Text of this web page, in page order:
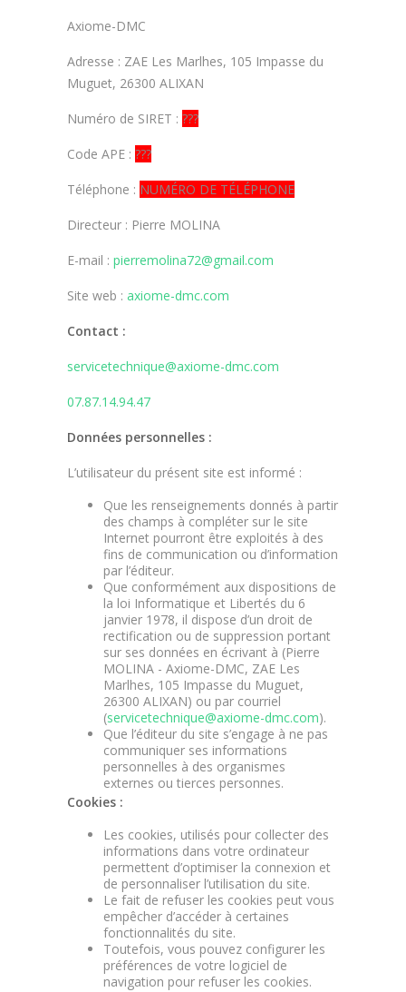
Axiome-DMC
Adresse : ZAE Les Marlhes, 105 Impasse du
Muguet, 26300 ALIXAN
Numéro de SIRET : ???
Code APE : ???
Téléphone : NUMÉRO DE TÉLÉPHONE
Directeur : Pierre MOLINA
E-mail : pierremolina72@gmail.com
Site web : axiome-dmc.com
Contact :
servicetechnique@axiome-dmc.com
07.87.14.94.47
Données personnelles :
L’utilisateur du présent site est informé :
Que les renseignements donnés à partir
des champs à compléter sur le site
Internet pourront être exploités à des
fins de communication ou d’information
par l’éditeur.
Que conformément aux dispositions de
la loi Informatique et Libertés du 6
janvier 1978, il dispose d’un droit de
rectification ou de suppression portant
sur ses données en écrivant à (Pierre
MOLINA - Axiome-DMC, ZAE Les
Marlhes, 105 Impasse du Muguet,
26300 ALIXAN) ou par courriel
(servicetechnique@axiome-dmc.com).
Que l’éditeur du site s’engage à ne pas
communiquer ses informations
personnelles à des organismes
externes ou tierces personnes.
Cookies :
Les cookies, utilisés pour collecter des
informations dans votre ordinateur
permettent d’optimiser la connexion et
de personnaliser l’utilisation du site.
Le fait de refuser les cookies peut vous
empêcher d’accéder à certaines
fonctionnalités du site.
Toutefois, vous pouvez configurer les
préférences de votre logiciel de
navigation pour refuser les cookies.